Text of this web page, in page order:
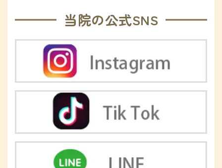
当院の公式SNS